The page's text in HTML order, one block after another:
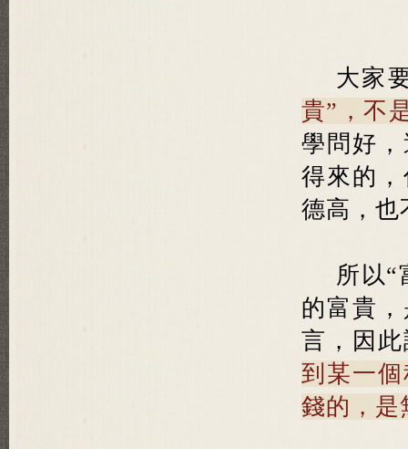
大家
貴”，不
學問好
得來的
德高，也
所以“
的富貴
言，因
到某一
錢的，是